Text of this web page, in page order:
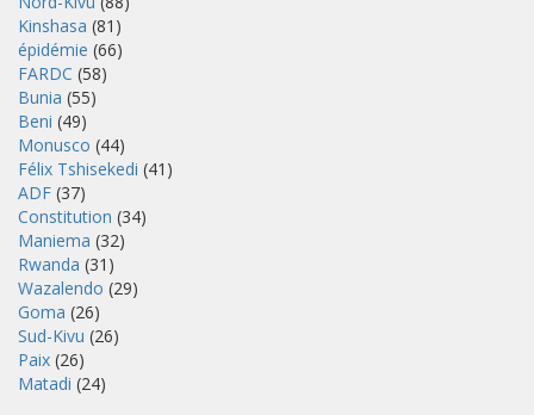
Kinshasa (81)
épidémie (66)
FARDC (58)
Bunia (55)
Beni (49)
Monusco (44)
Félix Tshisekedi (41)
ADF (37)
Constitution (34)
Maniema (32)
Rwanda (31)
Wazalendo (29)
Goma (26)
Sud-Kivu (26)
Paix (26)
Matadi (24)